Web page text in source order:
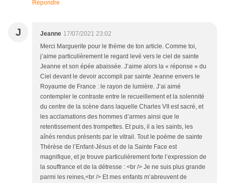
Répondre
J Jeanne 17/07/2021 23:02
Merci Marguerite pour le thème de ton article. Comme toi,
j’aime particulièrement le regard levé vers le ciel de sainte
Jeanne et son épée abaissée. J’aime alors la « réponse » du
Ciel devant le devoir accompli par sainte Jeanne envers le
Royaume de France : le rayon de lumière. J’ai aimé
contempler le contraste entre le recueillement et la solennité
du centre de la scène dans laquelle Charles VII est sacré, et
les acclamations des hommes d’armes ainsi que le
retentissement des trompettes. Et puis, il a les saints, les
aînés rendus présents par le vitrail. Tout le poème de sainte
Thérèse de l’Enfant-Jésus et de la Sainte Face est
magnifique, et je trouve particulièrement forte l’expression de
la souffrance et de la détresse : <br /> Je ne suis plus grande
parmi les reines,<br /> Et mes enfants m’abreuvent de